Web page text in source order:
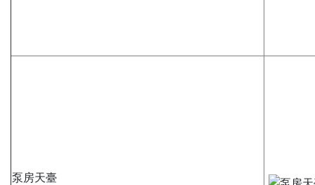
泵房天臺